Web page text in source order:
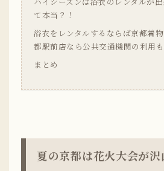
て本当？！
浴衣をレンタルするならば京都着
都駅前店なら公共交通機関の利用も
まとめ
夏の京都は花火大会が沢